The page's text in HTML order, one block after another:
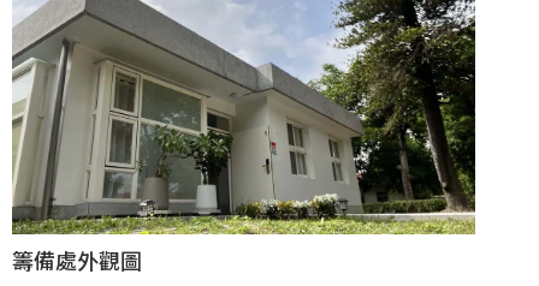
籌備處外觀圖